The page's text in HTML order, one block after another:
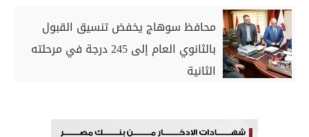
محافظ سوهاج يخفض تنسيق القبول
بالثانوي العام إلى 245 درجة في مرحلته
الثانية